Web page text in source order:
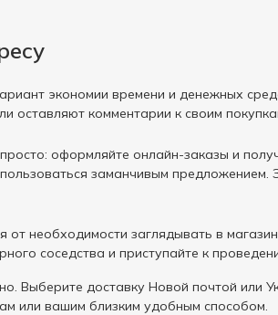
экономии времени и денежных
оставляют комментарии к своим
оформляйте онлайн-заказы и
заманчивым
от необходимости заглядывать в
соседства и приступайте к
Выберите доставку Новой почтой или
или вашим близким удобным способом.